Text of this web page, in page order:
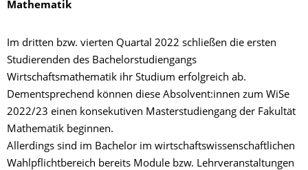
Mathematik
Im dritten bzw. vierten Quartal 2022 schließen die ersten
Studierenden des Bachelorstudiengangs
Wirtschaftsmathematik ihr Studium erfolgreich ab.
Dementsprechend können diese Absolvent:innen zum WiSe
2022/23 einen konsekutiven Masterstudiengang der Fakultät
Mathematik beginnen.
Allerdings sind im Bachelor im wirtschaftswissenschaftlichen
Wahlpflichtbereich bereits Module bzw. Lehrveranstaltungen